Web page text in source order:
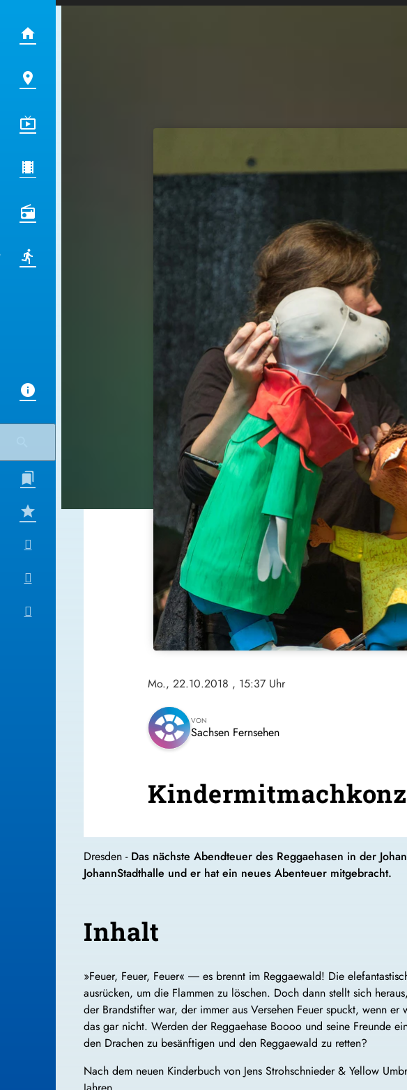
Mo., 22.10.2018 , 15:37 Uhr
VON
Sachsen Fernsehen
Dresden - Das nächste Abendteuer des Reggaehasen in der
JohannStadthalle und er hat ein neues Abenteuer mitgebracht.
Inhalt
»Feuer, Feuer, Feuer« ― es brennt im Reggaewald! Die
ausrücken, um die Flammen zu löschen. Doch dann stellt sich
der Brandstifter war, der immer aus Versehen Feuer spuckt, wenn er
das gar nicht. Werden der Reggaehase Boooo und seine Freunde
den Drachen zu besänftigen und den Reggaewald zu retten?
Nach dem neuen Kinderbuch von Jens Strohschnieder & Yellow